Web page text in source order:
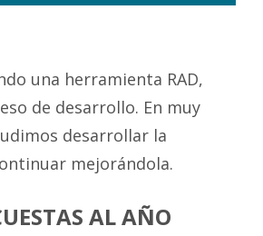
una herramienta RAD,
de desarrollo. En muy
desarrollar la
mejorándola.
AL AÑO